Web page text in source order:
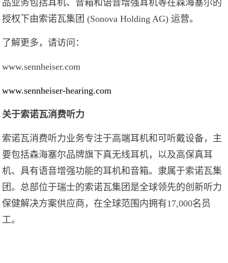
品业务包括耳机、音箱和语音增强耳机等在森海塞尔的
授权下由索诺瓦集团 (Sonova Holding AG) 运营。
了解更多，请访问：
www.sennheiser.com
www.sennheiser-hearing.com
关于索诺瓦消费听力
索诺瓦消费听力业务专注于高端耳机和可听戴设备，主
要包括森海塞尔品牌旗下真无线耳机，以及高保真耳
机、具有语音增强功能的耳机和音箱。隶属于索诺瓦集
团。总部位于瑞士的索诺瓦集团是全球领先的创新听力
保健解决方案供应商，在全球范围内拥有17,000名员
工。